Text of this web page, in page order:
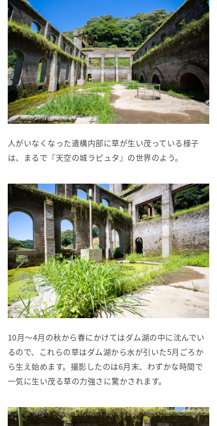
人がいなくなった遺構内部に草が生い茂っている様子
は、まるで『天空の城ラピュタ』の世界のよう。
10月～4月の秋から春にかけてはダム湖の中に沈んでい
るので、これらの草はダム湖から水が引いた5月ごろか
ら生え始めます。撮影したのは6月末、わずかな時間で
一気に生い茂る草の力強さに驚かされます。